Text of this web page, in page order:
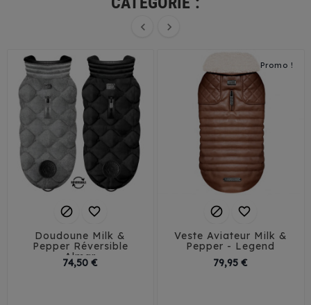
 
 
Doudoune Milk &
Pepper Réversible
Almar
74,50 €
Promo !
 
Veste Aviateur Milk &
Pepper - Legend
40 XL
79,95 €